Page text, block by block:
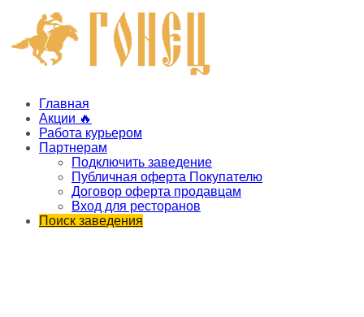
Главная
Акции 🔥
Работа курьером
Партнерам
Подключить заведение
Публичная оферта Покупателю
Договор оферта продавцам
Вход для ресторанов
Поиск заведения